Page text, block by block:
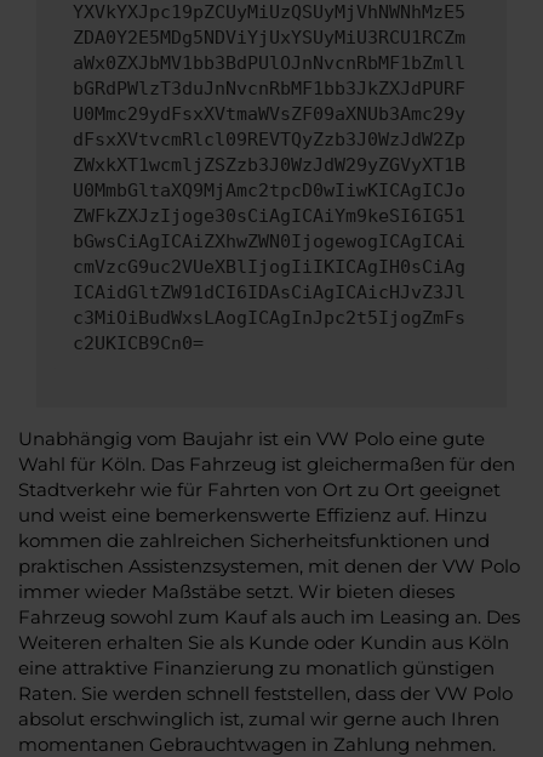
YXVkYXJpc19pZCUyMiUzQSUyMjVhNWNhMzE5
ZDA0Y2E5MDg5NDViYjUxYSUyMiU3RCU1RCZm
aWx0ZXJbMV1bb3BdPUlOJnNvcnRbMF1bZmll
bGRdPWlzT3duJnNvcnRbMF1bb3JkZXJdPURF
U0Mmc29ydFsxXVtmaWVsZF09aXNUb3Amc29y
dFsxXVtvcmRlcl09REVTQyZzb3J0WzJdW2Zp
ZWxkXT1wcmljZSZzb3J0WzJdW29yZGVyXT1B
U0MmbGltaXQ9MjAmc2tpcD0wIiwKICAgICJo
ZWFkZXJzIjoge30sCiAgICAiYm9keSI6IG51
bGwsCiAgICAiZXhwZWN0IjogewogICAgICAi
cmVzcG9uc2VUeXBlIjogIiIKICAgIH0sCiAg
ICAidGltZW91dCI6IDAsCiAgICAicHJvZ3Jl
c3MiOiBudWxsLAogICAgInJpc2t5IjogZmFs
c2UKICB9Cn0=
Unabhängig vom Baujahr ist ein VW Polo eine gute
Wahl für Köln. Das Fahrzeug ist gleichermaßen für den
Stadtverkehr wie für Fahrten von Ort zu Ort geeignet
und weist eine bemerkenswerte Effizienz auf. Hinzu
kommen die zahlreichen Sicherheitsfunktionen und
praktischen Assistenzsystemen, mit denen der VW Polo
immer wieder Maßstäbe setzt. Wir bieten dieses
Fahrzeug sowohl zum Kauf als auch im Leasing an. Des
Weiteren erhalten Sie als Kunde oder Kundin aus Köln
eine attraktive Finanzierung zu monatlich günstigen
Raten. Sie werden schnell feststellen, dass der VW Polo
absolut erschwinglich ist, zumal wir gerne auch Ihren
momentanen Gebrauchtwagen in Zahlung nehmen.